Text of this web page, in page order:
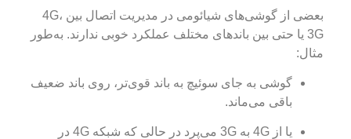
بعضی از گوشی‌های شیائومی در مدیریت اتصال بین 4G،
3G یا حتی بین باندهای مختلف عملکرد خوبی ندارند. به‌طور
مثال:
گوشی به جای سوئیچ به باند قوی‌تر، روی باند ضعیف
باقی می‌ماند.
یا از 4G به 3G می‌پرد در حالی که شبکه 4G در